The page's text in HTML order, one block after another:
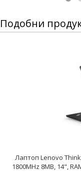
Подобни
Лаптоп Lenovo
1800MHz 8MB, 14",